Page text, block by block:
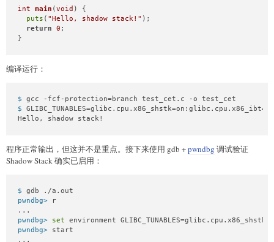
int main (void )
{
puts ( "Hello, shadow stack!" );
return
0 ;
}
编译运行：
$ gcc -fcf-protection=branch test_cet.c -o test_cet
$
Hello, shadow stack!
程序正常输出，但这并不是重点。接下来使用 gdb +pwndbg 调试验证
Shadow Stack 确实已启用：
$ gdb ./a.out
pwndbg>
r
pwndbg> set environment
pwndbg> start